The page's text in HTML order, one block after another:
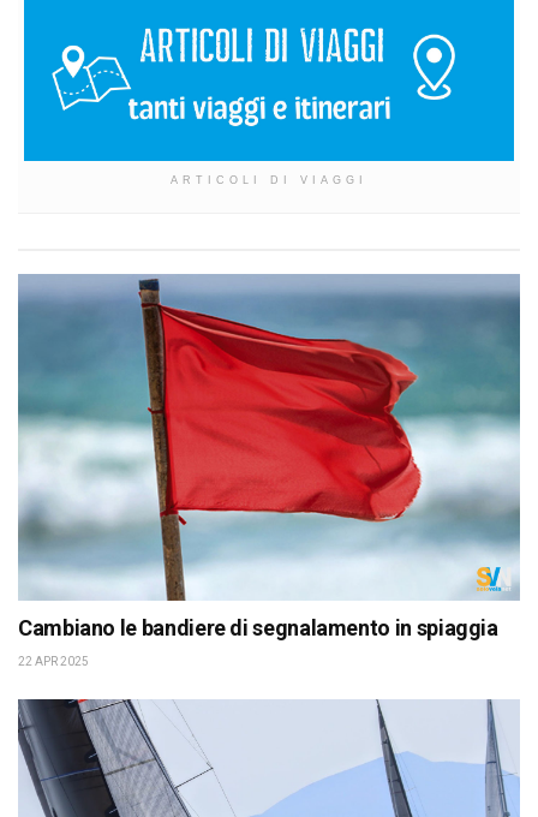
ARTICOLI DI VIAGGI
Cambiano le bandiere di segnalamento in spiaggia
22 APR 2025